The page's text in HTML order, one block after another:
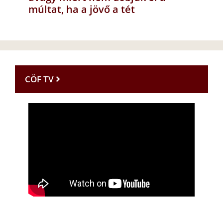
múltat, ha a jövő a tét
CÖF TV